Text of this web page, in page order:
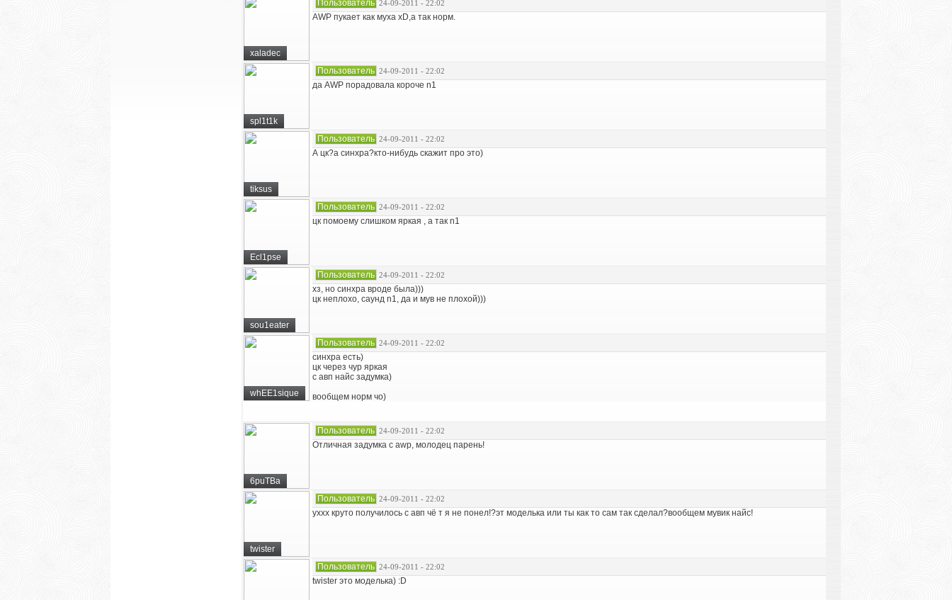
xaladec
Пользователь 24-09-2011 - 22:02
AWP пукает как муха xD,а так норм.
spl1t1k
Пользователь 24-09-2011 - 22:02
да AWP порадовала короче n1
tiksus
Пользователь 24-09-2011 - 22:02
А цк?а синхра?кто-нибудь скажит про это)
Ecl1pse
Пользователь 24-09-2011 - 22:02
цк помоему слишком яркая , а так n1
sou1eater
Пользователь 24-09-2011 - 22:02
хз, но синхра вроде была)))
цк неплохо, саунд n1, да и мув не плохой)))
whEE1sique
Пользователь 24-09-2011 - 22:02
синхра есть)
цк через чур яркая
с авп найс задумка)
вообщем норм чо)
6puTBa
Пользователь 24-09-2011 - 22:02
Отличная задумка с awp, молодец парень!
twister
Пользователь 24-09-2011 - 22:02
уххх круто получилось с авп чё т я не понел!?эт моделька или ты как то сам так сделал?вообщем мувик найс!
Пользователь 24-09-2011 - 22:02
twister это моделька) :D